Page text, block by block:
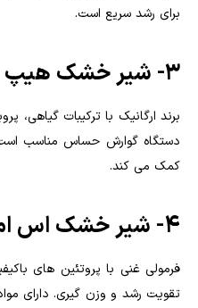
برای رشد سریع است.
3- شیر خشک هیپ (HiPP)
دستگاه گوارش حساس مناسب
کمک می کند.
4- شیر خشک اس ام ای (SMA)
فرمولی غنی با پروتئین های
تقویت رشد و وزن گیری. دارای